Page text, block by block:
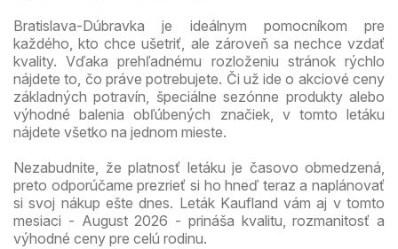
Bratislava-Dúbravka je ideálnym pomocníkom pre
každého, kto chce ušetriť, ale zároveň sa nechce vzdať
kvality. Vďaka prehľadnému rozloženiu stránok rýchlo
nájdete to, čo práve potrebujete. Či už ide o akciové ceny
základných potravín, špeciálne sezónne produkty alebo
výhodné balenia obľúbených značiek, v tomto letáku
nájdete všetko na jednom mieste.
Nezabudnite, že platnosť letáku je časovo obmedzená,
preto odporúčame prezrieť si ho hneď teraz a naplánovať
si svoj nákup ešte dnes. Leták Kaufland vám aj v tomto
mesiaci - August 2026 - prináša kvalitu, rozmanitosť a
výhodné ceny pre celú rodinu.